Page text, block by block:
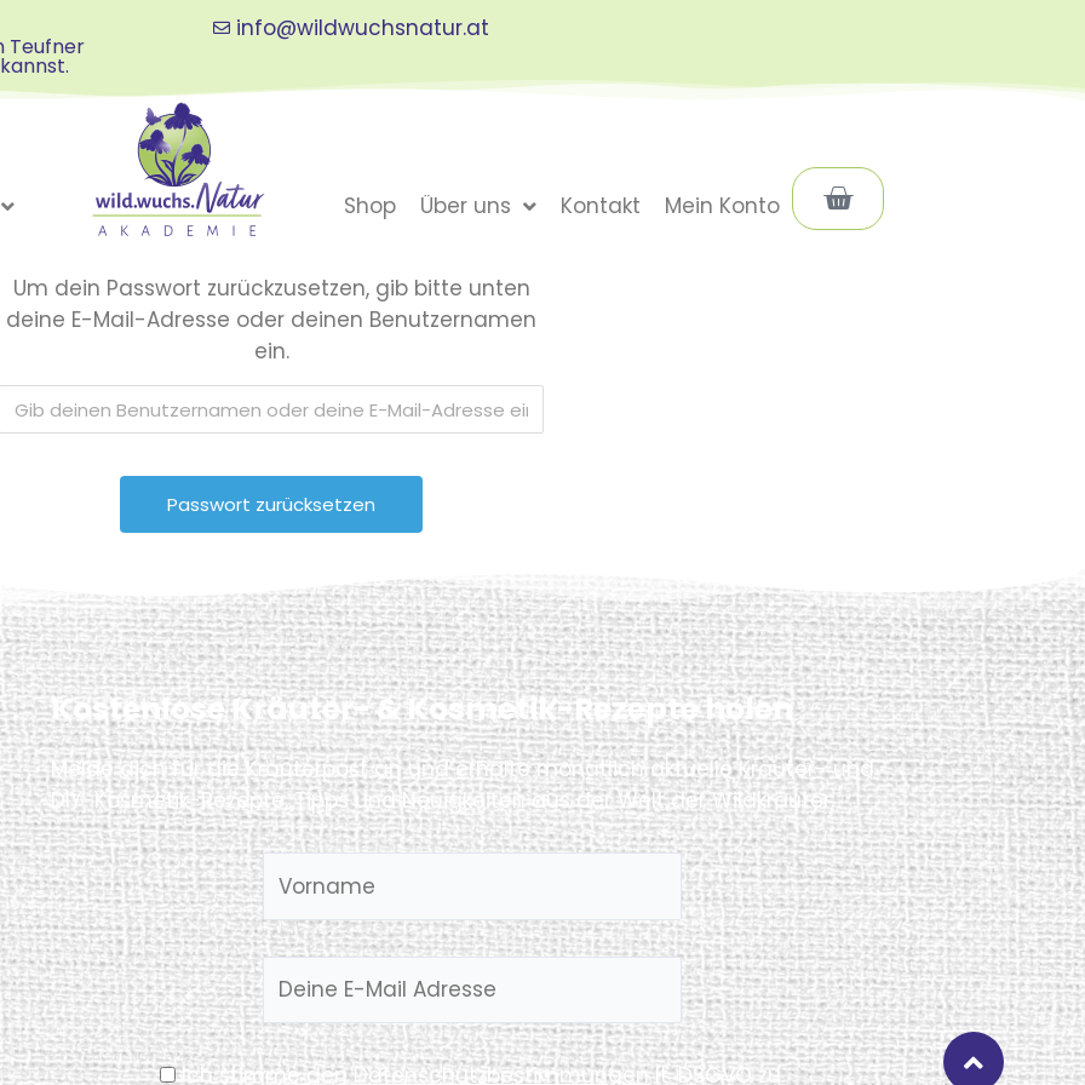
Teufner
info@wildwuchsnatur.at
Shop Über uns Kontakt Mein Konto Warenkorb
Um dein Passwort zurückzusetzen, gib bitte unten
deine E-Mail-Adresse oder deinen Benutzernamen
ein.
Kostenlose Kräuter- & Kosmetik-Rezepte holen
Melde dich für die Kräuterpost an und erhalte monatlich aktuelle Kräuter- und
DIY-Kosmetik-Rezepte, Tipps und Neuigkeiten aus der Welt der Wildkräuter.
Ich stimme denDatenschutzbestimmungenlt. DSGVO zu.